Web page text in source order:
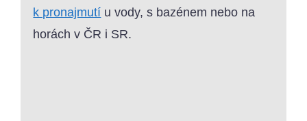
k pronajmutí u vody, s bazénem nebo na
horách v ČR i SR.